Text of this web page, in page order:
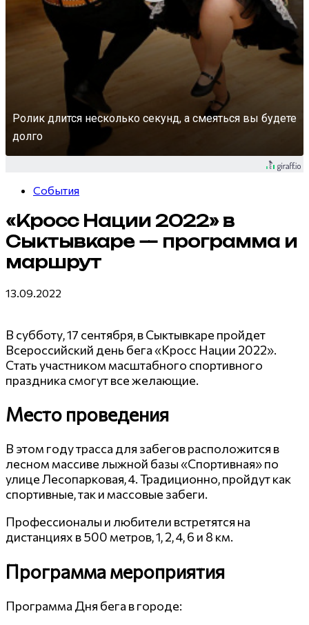
Ролик длится несколько секунд, а смеяться вы будете
долго
События
«Кросс Нации 2022» в
Сыктывкаре — программа и
маршрут
13.09.2022
В субботу, 17 сентября, в Сыктывкаре пройдет
Всероссийский день бега «Кросс Нации 2022».
Стать участником масштабного спортивного
праздника смогут все желающие.
Место проведения
В этом году трасса для забегов расположится в
лесном массиве лыжной базы «Спортивная» по
улице Лесопарковая, 4. Традиционно, пройдут как
спортивные, так и массовые забеги.
Профессионалы и любители встретятся на
дистанциях в 500 метров, 1, 2, 4, 6 и 8 км.
Программа мероприятия
Программа Дня бега в городе: